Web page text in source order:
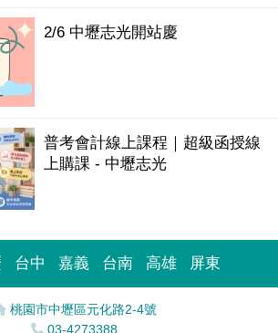
2/6 中壢志光開站慶
普考會計線上課程｜超級函授線
上購課 - 中壢志光
台中 嘉義 台南 高雄 屏東
桃園市中壢區元化路2-4號
03-4273388